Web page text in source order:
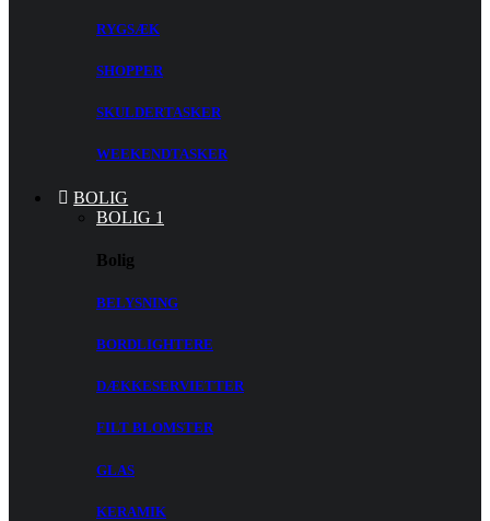
RYGSÆK
SHOPPER
SKULDERTASKER
WEEKENDTASKER
BOLIG
BOLIG 1
Bolig
BELYSNING
BORDLIGHTERE
DÆKKESERVIETTER
FILT BLOMSTER
GLAS
KERAMIK